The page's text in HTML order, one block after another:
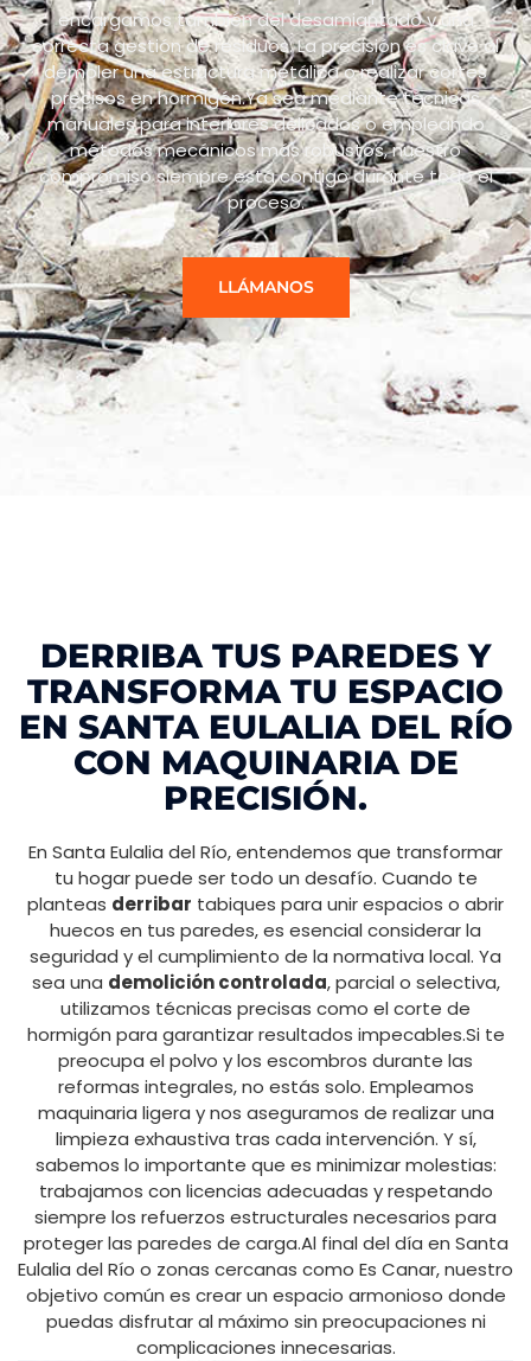
encargamos también del desamiantado y una
correcta gestión de residuos. La precisión es clave al
demoler una estructura metálica o realizar cortes
precisos en hormigón.Ya sea mediante técnicas
manuales para interiores delicados o empleando
métodos mecánicos más robustos, nuestro
compromiso siempre está contigo durante todo el
proceso.
LLÁMANOS
DERRIBA TUS PAREDES Y
TRANSFORMA TU ESPACIO
EN SANTA EULALIA DEL RÍO
CON MAQUINARIA DE
PRECISIÓN.
En Santa Eulalia del Río, entendemos que transformar
tu hogar puede ser todo un desafío. Cuando te
planteas derribar tabiques para unir espacios o abrir
huecos en tus paredes, es esencial considerar la
seguridad y el cumplimiento de la normativa local. Ya
sea una demolición controlada, parcial o selectiva,
utilizamos técnicas precisas como el corte de
hormigón para garantizar resultados impecables.Si te
preocupa el polvo y los escombros durante las
reformas integrales, no estás solo. Empleamos
maquinaria ligera y nos aseguramos de realizar una
limpieza exhaustiva tras cada intervención. Y sí,
sabemos lo importante que es minimizar molestias:
trabajamos con licencias adecuadas y respetando
siempre los refuerzos estructurales necesarios para
proteger las paredes de carga.Al final del día en Santa
Eulalia del Río o zonas cercanas como Es Canar, nuestro
objetivo común es crear un espacio armonioso donde
puedas disfrutar al máximo sin preocupaciones ni
complicaciones innecesarias.